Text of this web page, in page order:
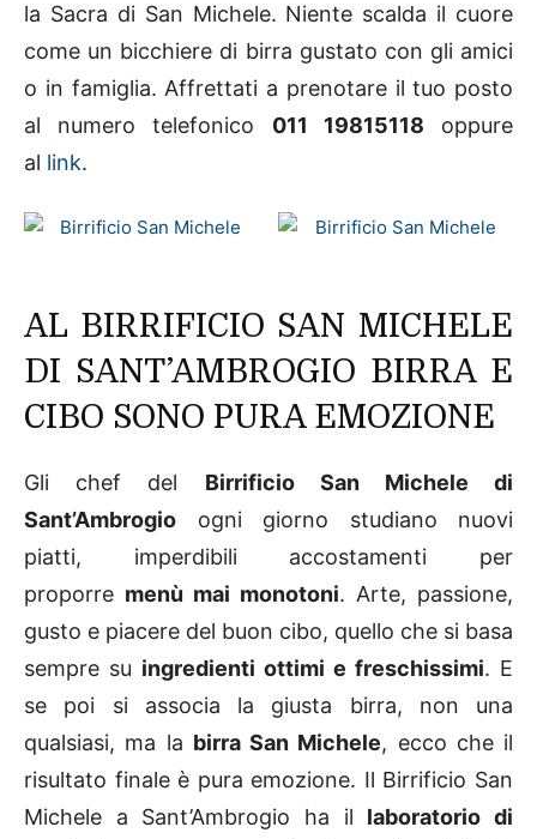
la Sacra di San Michele. Niente scalda il cuore
come un bicchiere di birra gustato con gli amici
o in famiglia. Affrettati a prenotare il tuo posto
al numero telefonico 011 19815118 oppure
al link.
AL BIRRIFICIO SAN MICHELE
DI SANT’AMBROGIO BIRRA E
CIBO SONO PURA EMOZIONE
Gli chef del Birrificio San Michele di
Sant’Ambrogio ogni giorno studiano nuovi
piatti, imperdibili accostamenti per
proporre menù mai monotoni. Arte, passione,
gusto e piacere del buon cibo, quello che si basa
sempre su ingredienti ottimi e freschissimi. E
se poi si associa la giusta birra, non una
qualsiasi, ma la birra San Michele, ecco che il
risultato finale è pura emozione. Il Birrificio San
Michele a Sant’Ambrogio ha il laboratorio di